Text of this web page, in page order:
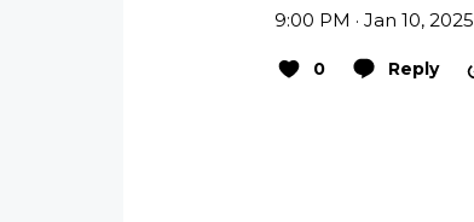
9:00 PM · Jan 10, 2025
0 Reply